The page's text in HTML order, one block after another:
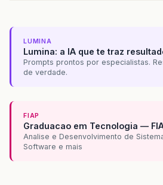
LUMINA
Lumina: a IA que te traz
Prompts prontos por especialistas.
de verdade.
FIAP
Graduacao em Tecnologia —
Analise e Desenvolvimento de
Software e mais